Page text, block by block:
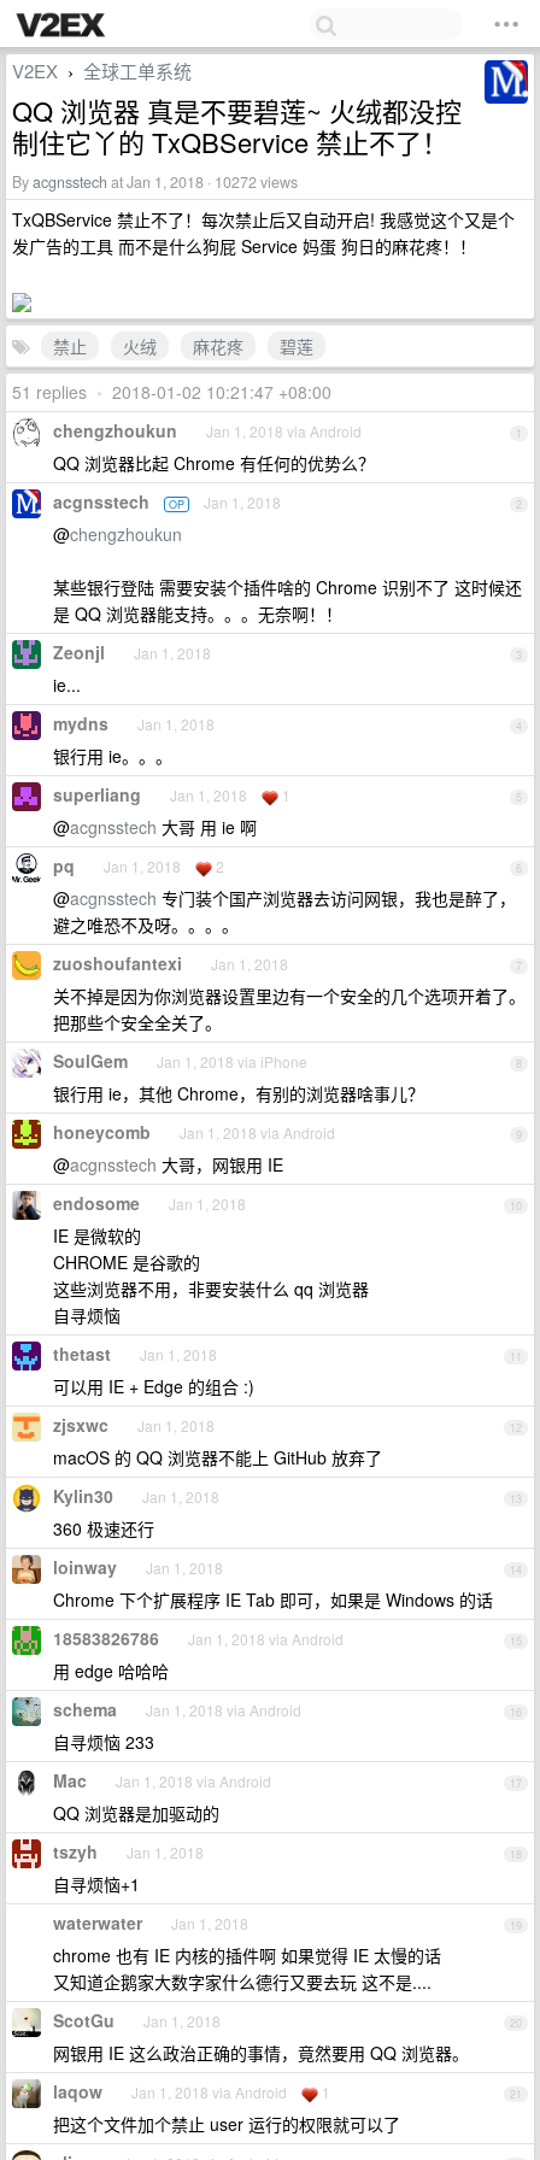
V2EX › 全球工单系统
QQ 浏览器 真是不要碧莲~ 火绒都没控
制住它丫的 TxQBService 禁止不了！
Byacgnsstech at Jan 1, 2018 · 10272 views
TxQBService 禁止不了！每次禁止后又自动开启! 我感觉这个又是个
发广告的工具 而不是什么狗屁 Service 妈蛋 狗日的麻花疼！！
禁止 火绒 麻花疼
碧莲
51 replies • 2018-01-02 10:21:47 +08:00
1
chengzhoukun Jan 1, 2018 via Android
QQ 浏览器比起 Chrome 有任何的优势么？
2
acgnsstech OP Jan 1, 2018
@chengzhoukun
某些银行登陆 需要安装个插件啥的 Chrome 识别不了 这时候还
是 QQ 浏览器能支持。。。无奈啊！！
3
Zeonjl Jan 1, 2018
ie...
4
mydns Jan 1, 2018
银行用 ie。。。
5
superliang Jan 1, 2018 1
@acgnsstech 大哥 用 ie 啊
6
pq Jan 1, 2018 2
@acgnsstech 专门装个国产浏览器去访问网银，我也是醉了，
避之唯恐不及呀。。。。
7
zuoshoufantexi Jan 1, 2018
关不掉是因为你浏览器设置里边有一个安全的几个选项开着了。
把那些个安全全关了。
8
SoulGem Jan 1, 2018 via iPhone
银行用 ie，其他 Chrome，有别的浏览器啥事儿？
9
honeycomb Jan 1, 2018 via Android
@acgnsstech 大哥，网银用 IE
10
endosome Jan 1, 2018
IE 是微软的
CHROME 是谷歌的
这些浏览器不用，非要安装什么 qq 浏览器
自寻烦恼
11
thetast Jan 1, 2018
可以用 IE + Edge 的组合 :)
12
zjsxwc Jan 1, 2018
macOS 的 QQ 浏览器不能上 GitHub 放弃了
13
Kylin30 Jan 1, 2018
360 极速还行
14
loinway Jan 1, 2018
Chrome 下个扩展程序 IE Tab 即可，如果是 Windows 的话
15
18583826786 Jan 1, 2018 via Android
用 edge 哈哈哈
16
schema Jan 1, 2018 via Android
自寻烦恼 233
17
Mac Jan 1, 2018 via Android
QQ 浏览器是加驱动的
18
tszyh Jan 1, 2018
自寻烦恼+1
19
waterwater Jan 1, 2018
chrome 也有 IE 内核的插件啊 如果觉得 IE 太慢的话
又知道企鹅家大数字家什么德行又要去玩 这不是....
20
ScotGu Jan 1, 2018
网银用 IE 这么政治正确的事情，竟然要用 QQ 浏览器。
21
laqow Jan 1, 2018 via Android 1
把这个文件加个禁止 user 运行的权限就可以了